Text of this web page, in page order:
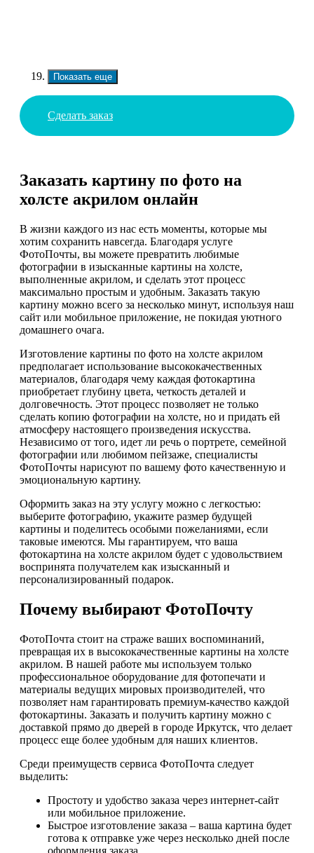
Показать еще
Сделать заказ
Заказать картину по фото на
холсте акрилом онлайн
В жизни каждого из нас есть моменты, которые мы
хотим сохранить навсегда. Благодаря услуге
ФотоПочты, вы можете превратить любимые
фотографии в изысканные картины на холсте,
выполненные акрилом, и сделать этот процесс
максимально простым и удобным. Заказать такую
картину можно всего за несколько минут, используя наш
сайт или мобильное приложение, не покидая уютного
домашнего очага.
Изготовление картины по фото на холсте акрилом
предполагает использование высококачественных
материалов, благодаря чему каждая фотокартина
приобретает глубину цвета, четкость деталей и
долговечность. Этот процесс позволяет не только
сделать копию фотографии на холсте, но и придать ей
атмосферу настоящего произведения искусства.
Независимо от того, идет ли речь о портрете, семейной
фотографии или любимом пейзаже, специалисты
ФотоПочты нарисуют по вашему фото качественную и
эмоциональную картину.
Оформить заказ на эту услугу можно с легкостью:
выберите фотографию, укажите размер будущей
картины и поделитесь особыми пожеланиями, если
таковые имеются. Мы гарантируем, что ваша
фотокартина на холсте акрилом будет с удовольствием
воспринята получателем как изысканный и
персонализированный подарок.
Почему выбирают ФотоПочту
ФотоПочта стоит на страже ваших воспоминаний,
превращая их в высококачественные картины на холсте
акрилом. В нашей работе мы используем только
профессиональное оборудование для фотопечати и
материалы ведущих мировых производителей, что
позволяет нам гарантировать премиум-качество каждой
фотокартины. Заказать и получить картину можно с
доставкой прямо до дверей в городе Иркутск, что делает
процесс еще более удобным для наших клиентов.
Среди преимуществ сервиса ФотоПочта следует
выделить:
Простоту и удобство заказа через интернет-сайт
или мобильное приложение.
Быстрое изготовление заказа – ваша картина будет
готова к отправке уже через несколько дней после
оформления заказа.